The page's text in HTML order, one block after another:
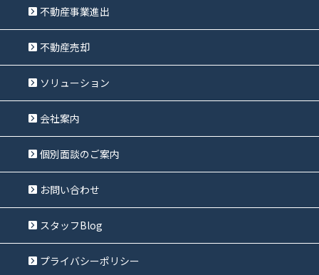
不動産事業進出
不動産売却
ソリューション
会社案内
個別面談のご案内
お問い合わせ
スタッフBlog
プライバシーポリシー